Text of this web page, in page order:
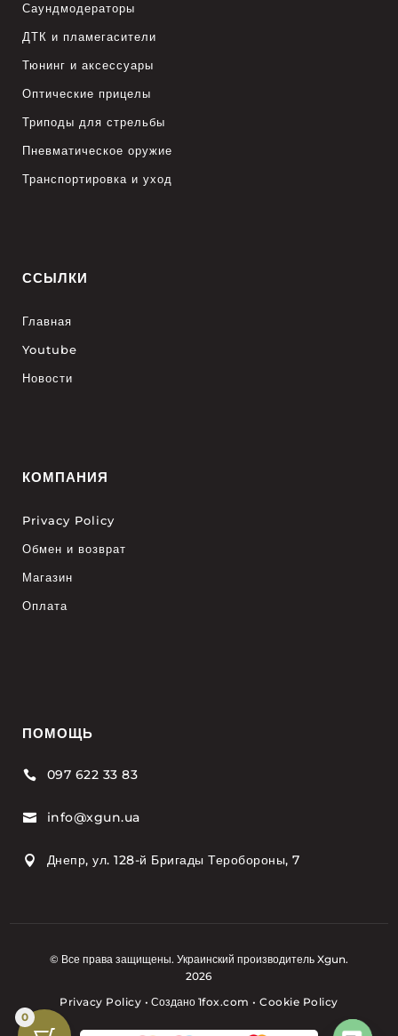
Саундмодераторы
ДТК и пламегасители
Тюнинг и аксессуары
Оптические прицелы
Триподы для стрельбы
Пневматическое оружие
Транспортировка и уход
ССЫЛКИ
Главная
Youtube
Новости
КОМПАНИЯ
Privacy Policy
Обмен и возврат
Магазин
Оплата
ПОМОЩЬ
 097 622 33 83
 info@xgun.ua
 Днепр, ул. 128-й Бригады Теробороны, 7
© Все права защищены. Украинский производитель Xgun.
2026
Privacy Policy • Создано 1fox.com•Cookie Policy
0